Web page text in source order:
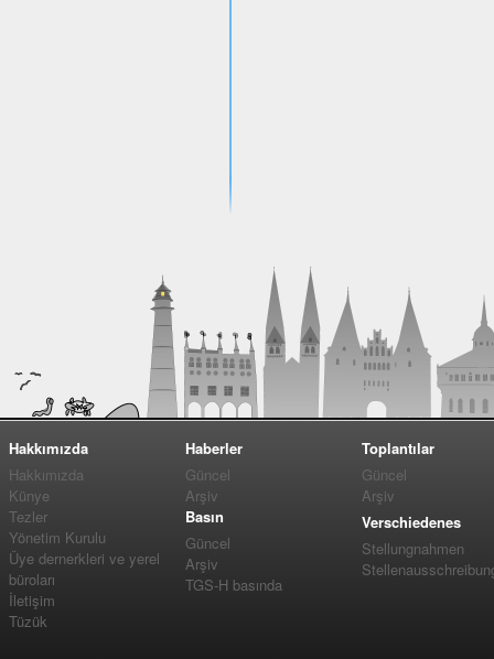
Hakkımızda
Hakkımızda
Künye
Tezler
Yönetim Kurulu
Üye dernerkleri ve yerel
büroları
İletişim
Tüzük
Haberler
Güncel
Arşiv
Basın
Güncel
Arşiv
TGS-H basında
Toplantılar
Güncel
Arşiv
Verschiedenes
Stellungnahmen